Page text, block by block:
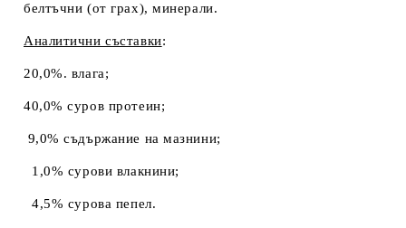
белтъчни (от грах), минерали.
Аналитични съставки:
20,0%. влага;
40,0% суров протеин;
9,0% съдържание на мазнини;
1,0% сурови влакнини;
4,5% сурова пепел.